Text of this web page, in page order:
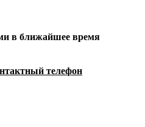
в ближайшее время
телефон